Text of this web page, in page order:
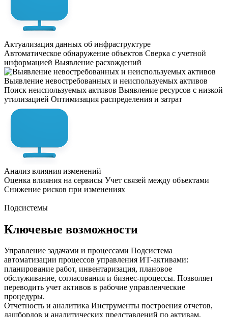
Актуализация данных об инфраструктуре
Автоматическое обнаружение объектов Сверка с учетной
информацией Выявление расхождений
Выявление невостребованных и неиспользуемых активов
Поиск неиспользуемых активов Выявление ресурсов с низкой
утилизацией Оптимизация распределения и затрат
Анализ влияния изменений
Оценка влияния на сервисы Учет связей между объектами
Снижение рисков при изменениях
Подсистемы
Ключевые возможности
Управление задачами и процессами Подсистема
автоматизации процессов управления ИТ-активами:
планирование работ, инвентаризация, плановое
обслуживание, согласования и бизнес-процессы. Позволяет
переводить учет активов в рабочие управленческие
процедуры.
Отчетность и аналитика Инструменты построения отчетов,
дашбордов и аналитических представлений по активам,